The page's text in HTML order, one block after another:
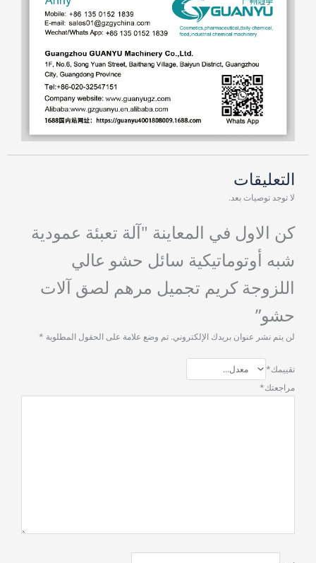
التعليقات
لا توجد توصيات بعد.
كن الاول في المعاينة "آلة تعبئة عمودية
شبه أوتوماتيكية سائل حشو عالي
اللزوجة كريم تجميل مرهم لصق آلات
حشو”
لن يتم نشر عنوان بريدك الإلكتروني. تم وضع علامة على الحقول المطلوبة *
تقييمك*
مراجعتك*